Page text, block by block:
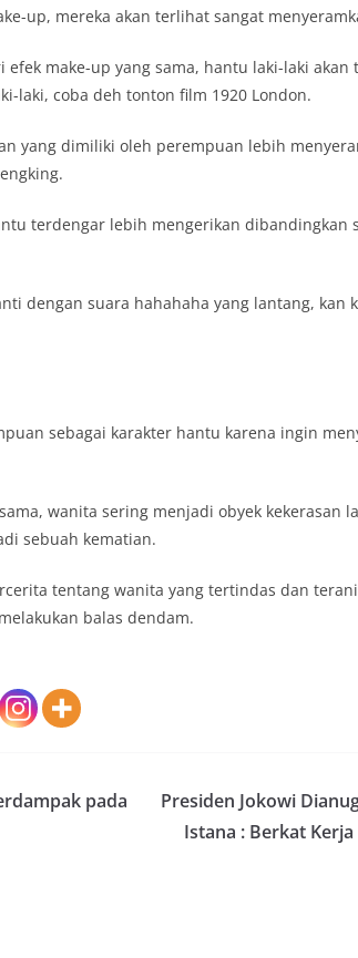
up, mereka akan terlihat sangat
efek make-up yang sama, hantu laki-laki
laki, coba deh tonton film 1920 London.
yang dimiliki oleh perempuan lebih
terdengar lebih mengerikan dibandingkan
dengan suara hahahaha yang lantang, kan
sebagai karakter hantu karena ingin
wanita sering menjadi obyek kekerasan
sebuah kematian.
tentang wanita yang tertindas dan
balas dendam.
pada
Presiden Jokowi
Istana : Berkat